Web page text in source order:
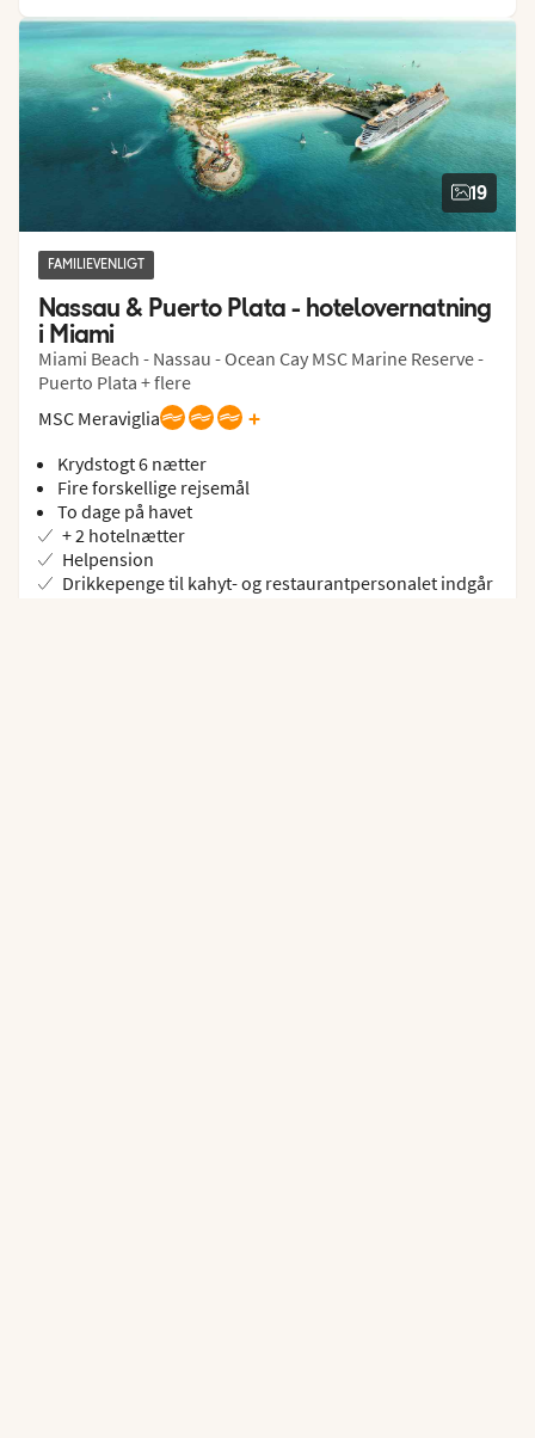
19
FAMILIEVENLIGT
Nassau & Puerto Plata - hotelovernatning
i Miami
Miami Beach - Nassau - Ocean Cay MSC Marine Reserve -
Puerto Plata + flere
MSC Meraviglia
+
Krydstogt 6 nætter
Fire forskellige rejsemål
To dage på havet
+ 2 hotelnætter
Helpension
Drikkepenge til kahyt- og restaurantpersonalet indgår